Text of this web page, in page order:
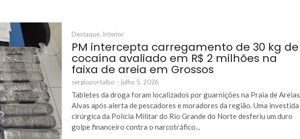
Destaque, Interior
PM intercepta carregamento de 30 kg de
cocaína avaliado em R$ 2 milhões na
faixa de areia em Grossos
sergioportalbo - julho 5, 2026
Tabletes da droga foram localizados por guarnições na Praia de Areias
Alvas após alerta de pescadores e moradores da região. Uma investida
cirúrgica da Polícia Militar do Rio Grande do Norte desferiu um duro
golpe financeiro contra o narcotráfico...